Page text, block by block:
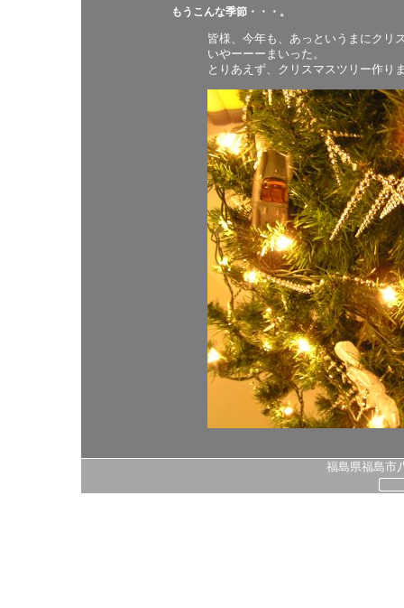
もうこんな季節・・・。
皆様、今年も、あっというまにクリ
いやーーーまいった。
とりあえず、クリスマスツリー作り
福島県福島市